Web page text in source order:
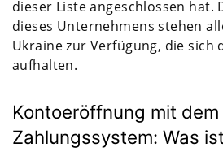
dieser Liste angeschlossen hat.
dieses Unternehmens stehen
Ukraine zur Verfügung, die sich
aufhalten.
Kontoeröffnung mit
Zahlungssystem: Was